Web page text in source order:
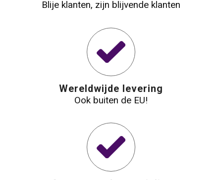
Blije klanten, zijn blijvende klanten
Wereldwijde levering
Ook buiten de EU!